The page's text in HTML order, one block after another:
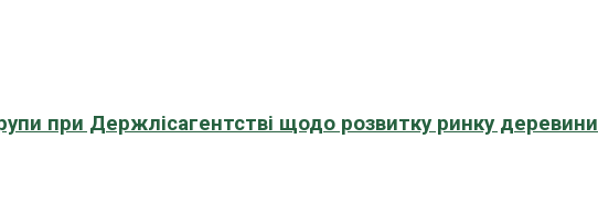
при Держлісагентстві щодо розвитку ринку деревини